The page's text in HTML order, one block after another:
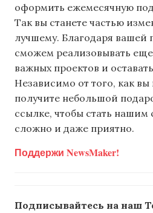
оформить ежемесячную
Так вы станете частью
лучшему. Благодаря вашей
сможем реализовывать
важных проектов и
Независимо от того, как
получите небольшой
ссылке, чтобы стать нашим
сложно и даже приятно.
Поддержи NewsMaker!
Подписывайтесь на наш